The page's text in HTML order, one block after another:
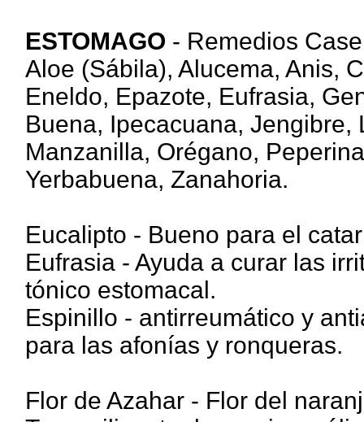
ESTOMAGO - Remedios
Aloe (Sábila), Alucema, Anis,
Eneldo, Epazote, Eufrasia,
Buena, Ipecacuana,
Manzanilla, Orégano,
Yerbabuena, Zanahoria.
Eucalipto - Bueno para el
Eufrasia - Ayuda a curar las
tónico estomacal.
Espinillo - antirreumático y
para las afonías y ronqueras.
Flor de Azahar - Flor del